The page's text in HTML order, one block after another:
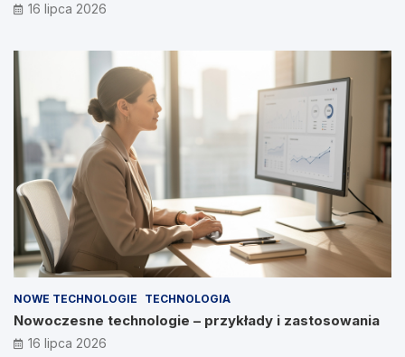
16 lipca 2026
NOWE TECHNOLOGIE TECHNOLOGIA
Nowoczesne technologie – przykłady i zastosowania
16 lipca 2026